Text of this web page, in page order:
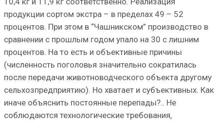
продукции сортом экстра – в пределах 49 – 52
процентов. При этом в “Чашникском” производство в
сравнении с прошлым годом упало на 30 с лишним
процентов. На то есть и объективные причины
(численность поголовья значительно сократилась
после передачи животноводческого объекта другому
сельхозпредприятию). Но хватает и субъективных. Как
иначе объяснить постоянные перепады?.. Не
соблюдаются технологические требования,